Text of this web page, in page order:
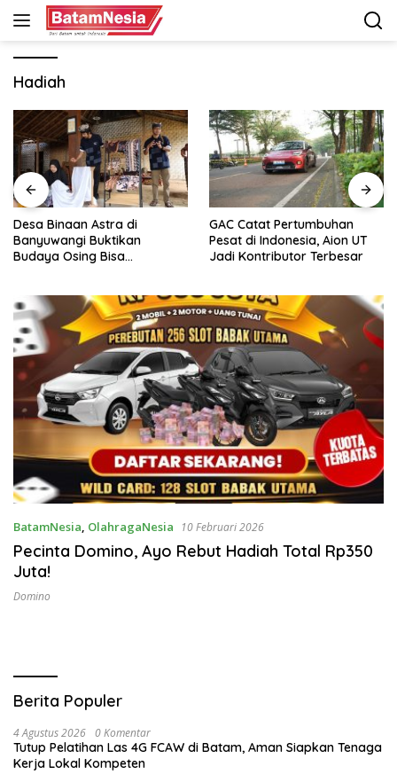
Langsung
Hadiah
Desa Binaan Astra di
Banyuwangi Buktikan
Budaya Osing Bisa
GAC Catat Pertumbuhan
Pesat di Indonesia, Aion UT
Jadi Kontributor Terbesar
BatamNesia, OlahragaNesia 10 Februari 2026
Pecinta Domino, Ayo Rebut Hadiah Total Rp350
Juta!
Domino
Berita Populer
4 Agustus 2026 0 Komentar
Tutup Pelatihan Las 4G FCAW di Batam, Aman Siapkan Tenaga
Kerja Lokal Kompeten